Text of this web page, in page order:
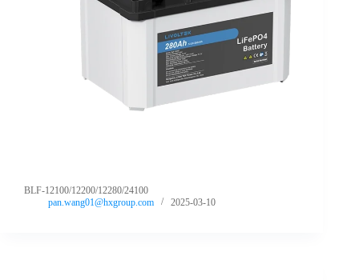
BLF-12100/12200/12280/24100
pan.wang01@hxgroup.com
2025-03-10